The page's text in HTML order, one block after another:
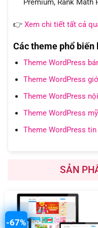
Premium, Rank Math
👉 Xem chi tiết tất cả
Các theme phổ biến
Theme WordPress
Theme WordPress
Theme WordPress
Theme WordPress
Theme WordPress
SẢN
-67%